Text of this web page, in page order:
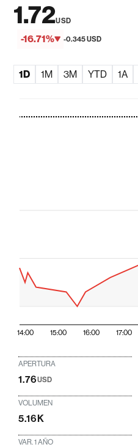
1.72USD
-16.71% -0.345 USD
1D 1M 3M YTD 1A
14:00 15:00 16:00 17:00
APERTURA
1.76USD
VOLUMEN
5.16K
VAR. 1 AÑO